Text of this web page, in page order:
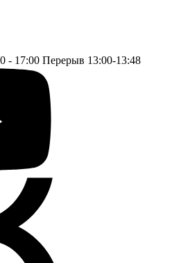
- 17:00 Перерыв 13:00-13:48